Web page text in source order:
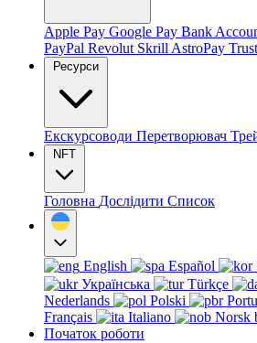
Apple Pay Google Pay Bank
PayPal Revolut Skrill AstroPay
Ресурси
Екскурсоводи Перетворювач
NFT
Головна Дослідити Список
English Español
Українська
Türkçe
Nederlands
Polski
Français
Italiano
Norsk
Початок роботи